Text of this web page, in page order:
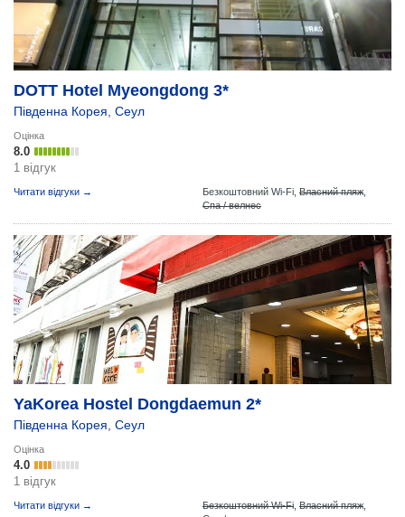
DOTT Hotel Myeongdong 3*
Південна Корея Сеул
Оцінка
8.0
1 відгук
Читати відгуки → Безкоштовний Wi-Fi, Власний пляж
Спа / велнес
YaKorea Hostel Dongdaemun 2*
Південна Корея Сеул
Оцінка
4.0
1 відгук
Читати відгуки → Безкоштовний Wi-Fi Власний пляж